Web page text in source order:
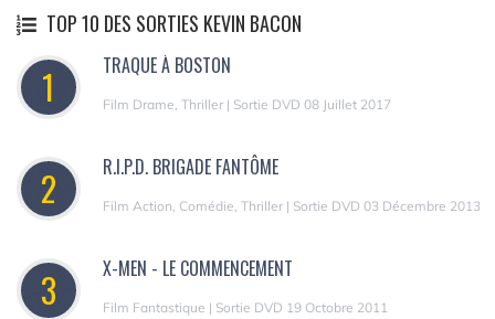
TOP 10 DES SORTIES KEVIN BACON
1 TRAQUE À BOSTON
Film Drame, Thriller | Sortie DVD 08 Juillet 2017
2 R.I.P.D. BRIGADE FANTÔME
Film Action, Comédie, Thriller | Sortie DVD 03 Décembre 2013
3 X-MEN - LE COMMENCEMENT
Film Fantastique | Sortie DVD 19 Octobre 2011